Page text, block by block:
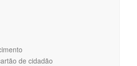
de cidadão